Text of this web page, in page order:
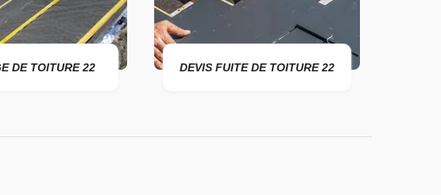
22 DEVIS FUITE DE TOITURE 22 ENTREPRISE